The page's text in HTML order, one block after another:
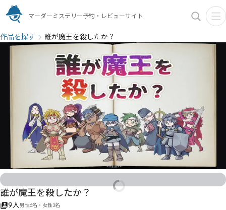
マーダーミステリー予約・レビューサイト
作品を探す 誰が魔王を殺したか？
誰が魔王を殺したか？
9人男性6名・女性3名